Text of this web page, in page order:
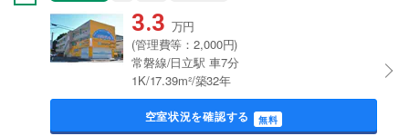
3.3 万円
(管理費等：2,000円)
常磐線/日立駅 車7分
1K/17.39m²/築32年
空室状況を確認する 無料